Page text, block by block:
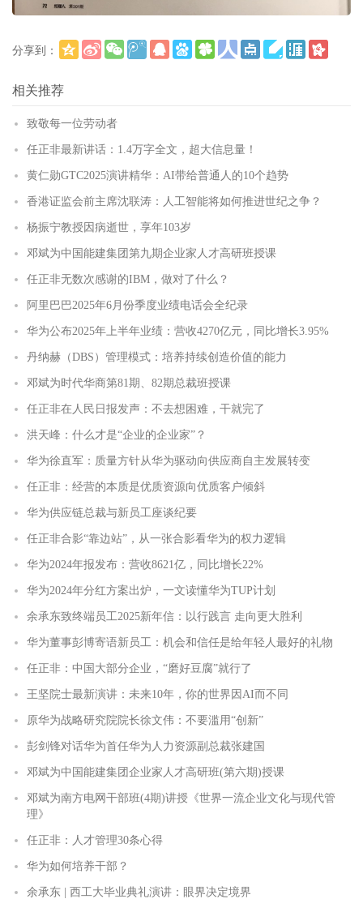
分享到：
相关推荐
致敬每一位劳动者
任正非最新讲话：1.4万字全文，超大信息量！
黄仁勋GTC2025演讲精华：AI带给普通人的10个趋势
香港证监会前主席沈联涛：人工智能将如何推进世纪之争？
杨振宁教授因病逝世，享年103岁
邓斌为中国能建集团第九期企业家人才高研班授课
任正非无数次感谢的IBM，做对了什么？
阿里巴巴2025年6月份季度业绩电话会全纪录
华为公布2025年上半年业绩：营收4270亿元，同比增长3.95%
丹纳赫（DBS）管理模式：培养持续创造价值的能力
邓斌为时代华商第81期、82期总裁班授课
任正非在人民日报发声：不去想困难，干就完了
洪天峰：什么才是“企业的企业家”？
华为徐直军：质量方针从华为驱动向供应商自主发展转变
任正非：经营的本质是优质资源向优质客户倾斜
华为供应链总裁与新员工座谈纪要
任正非合影“靠边站”，从一张合影看华为的权力逻辑
华为2024年报发布：营收8621亿，同比增长22%
华为2024年分红方案出炉，一文读懂华为TUP计划
余承东致终端员工2025新年信：以行践言 走向更大胜利
华为董事彭博寄语新员工：机会和信任是给年轻人最好的礼物
任正非：中国大部分企业，“磨好豆腐”就行了
王坚院士最新演讲：未来10年，你的世界因AI而不同
原华为战略研究院院长徐文伟：不要滥用“创新”
彭剑锋对话华为首任华为人力资源副总裁张建国
邓斌为中国能建集团企业家人才高研班(第六期)授课
邓斌为南方电网干部班(4期)讲授《世界一流企业文化与现代管
理》
任正非：人才管理30条心得
华为如何培养干部？
余承东 | 西工大毕业典礼演讲：眼界决定境界